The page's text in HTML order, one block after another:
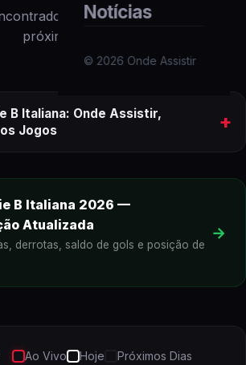
Notícias
© 2026 Onde Assistir
paraeste campeonato
próximos dias.
B Italiana: Onde Assistir,
Jogos
+
B Italianaao vivo
B Italiana 2026 —
Atualizada
derrotas, saldo de gols e posição de
→
Ao Vivo Hoje
Próximos Dias